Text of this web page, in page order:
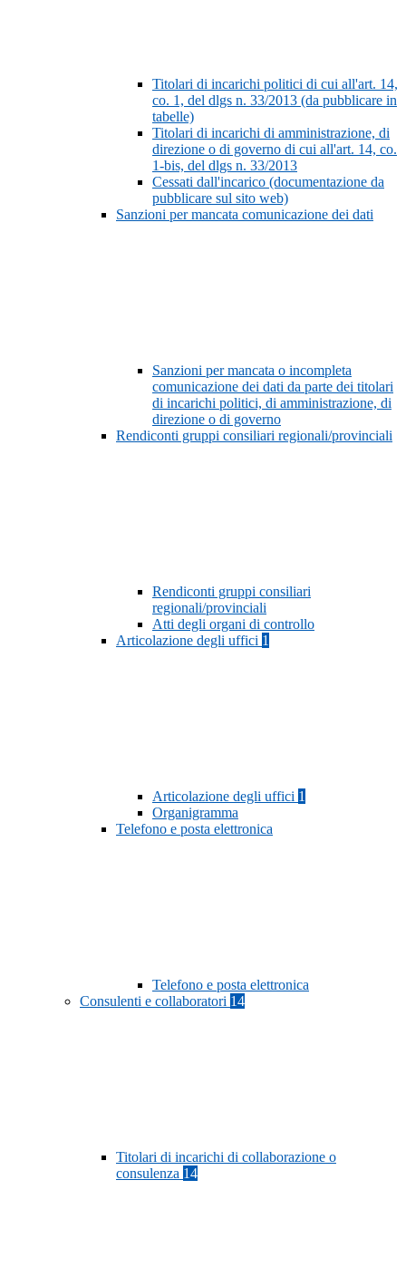
Titolari di incarichi politici di cui all'art. 14,
co. 1, del dlgs n. 33/2013 (da pubblicare in
tabelle)
Titolari di incarichi di amministrazione, di
direzione o di governo di cui all'art. 14, co.
1-bis, del dlgs n. 33/2013
Cessati dall'incarico (documentazione da
pubblicare sul sito web)
Sanzioni per mancata comunicazione dei dati
Sanzioni per mancata o incompleta
comunicazione dei dati da parte dei titolari
di incarichi politici, di amministrazione, di
direzione o di governo
Rendiconti gruppi consiliari regionali/provinciali
Rendiconti gruppi consiliari
regionali/provinciali
Atti degli organi di controllo
Articolazione degli uffici 1
Articolazione degli uffici 1
Organigramma
Telefono e posta elettronica
Telefono e posta elettronica
Consulenti e collaboratori 14
Titolari di incarichi di collaborazione o
consulenza 14